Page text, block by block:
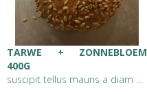
TARWE + ZONNEBLOEM
400G
suscipit tellus mauris a diam maecenas sed enim ut sem viverra aliquet eget sit amet